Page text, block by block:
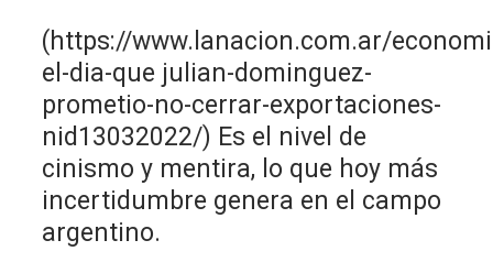
(https://www.lanacion.com.ar/
el-dia-que julian-dominguez-
prometio-no-cerrar-exportaciones-
nid13032022/) Es el nivel de
cinismo y mentira, lo que hoy más
incertidumbre genera en el campo
argentino.